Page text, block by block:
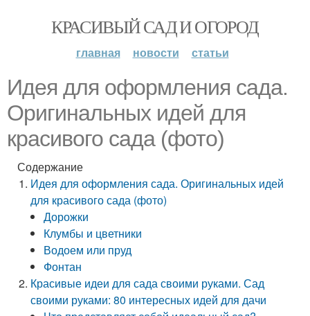
КРАСИВЫЙ САД И ОГОРОД
главная новости статьи
Идея для оформления сада.
Оригинальных идей для
красивого сада (фото)
Содержание
Идея для оформления сада. Оригинальных идей
для красивого сада (фото)
Дорожки
Клумбы и цветники
Водоем или пруд
Фонтан
Красивые идеи для сада своими руками. Сад
своими руками: 80 интересных идей для дачи